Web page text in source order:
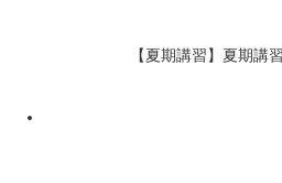
【夏期講習】夏期